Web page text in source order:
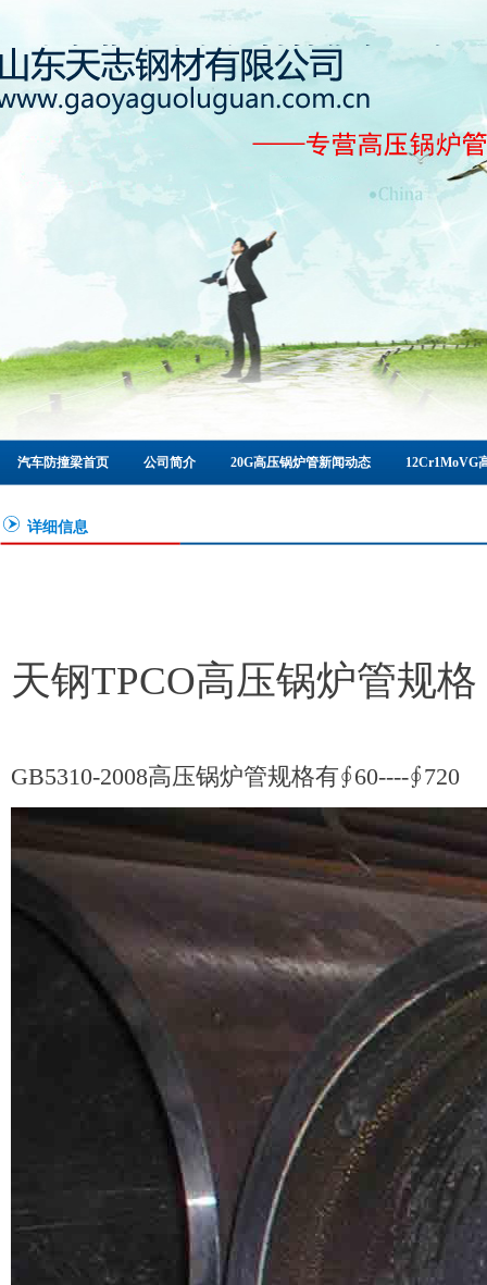
汽车防撞梁首页 公司简介 20G高压锅炉管新闻动态 12Cr1MoVG
详细信息
天钢TPCO高压锅炉管规格
GB5310-2008高压锅炉管规格有∮60----∮720